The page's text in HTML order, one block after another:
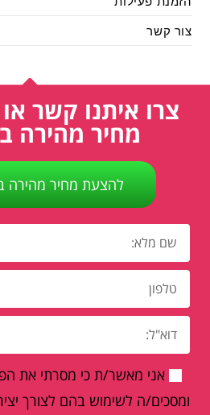
צור קשר
צרו איתנו קשר
מחיר מהירה
להצעת מחיר מהירה
אני מאשר/ת כי מסרתי את
ומסכים/ה לשימוש בהם לצורך